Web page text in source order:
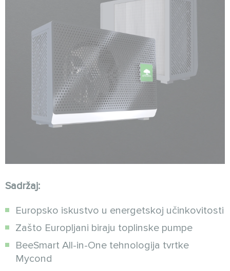
Sadržaj:
Europsko iskustvo u energetskoj učinkovitosti
Zašto Europljani biraju toplinske pumpe
BeeSmart All-in-One tehnologija tvrtke
Mycond